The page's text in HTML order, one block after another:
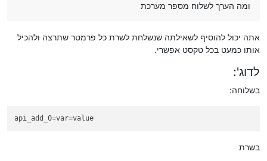
ומה הערך לשלוח מספר מערכת
אתה יכול להוסיף לשאילתה שנשלחת לשרת כל פרמטר שתרצה ולהכיל
אותו כמעט בכל טקסט אפשרי.
לדוג':
בשלוחה:
api_add_0=var=value
בשרת